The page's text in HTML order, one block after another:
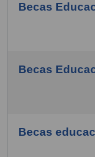
Becas
Becas
Becas